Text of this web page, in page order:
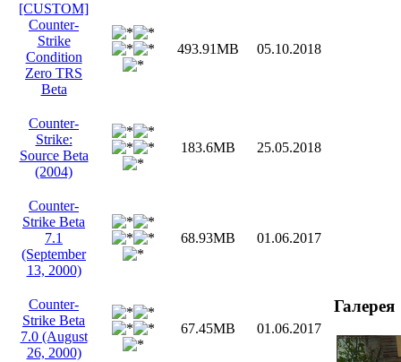
[CUSTOM]
Counter-
Strike
Condition
Zero TRS
Beta
493.91MB 05.10.2018
Counter-
Strike:
Source Beta
(2004)
183.6MB 25.05.2018
Counter-
Strike Beta
7.1
(September
13, 2000)
68.93MB 01.06.2017
Counter-
Strike Beta
7.0 (August
26, 2000)
67.45MB 01.06.2017
Галерея